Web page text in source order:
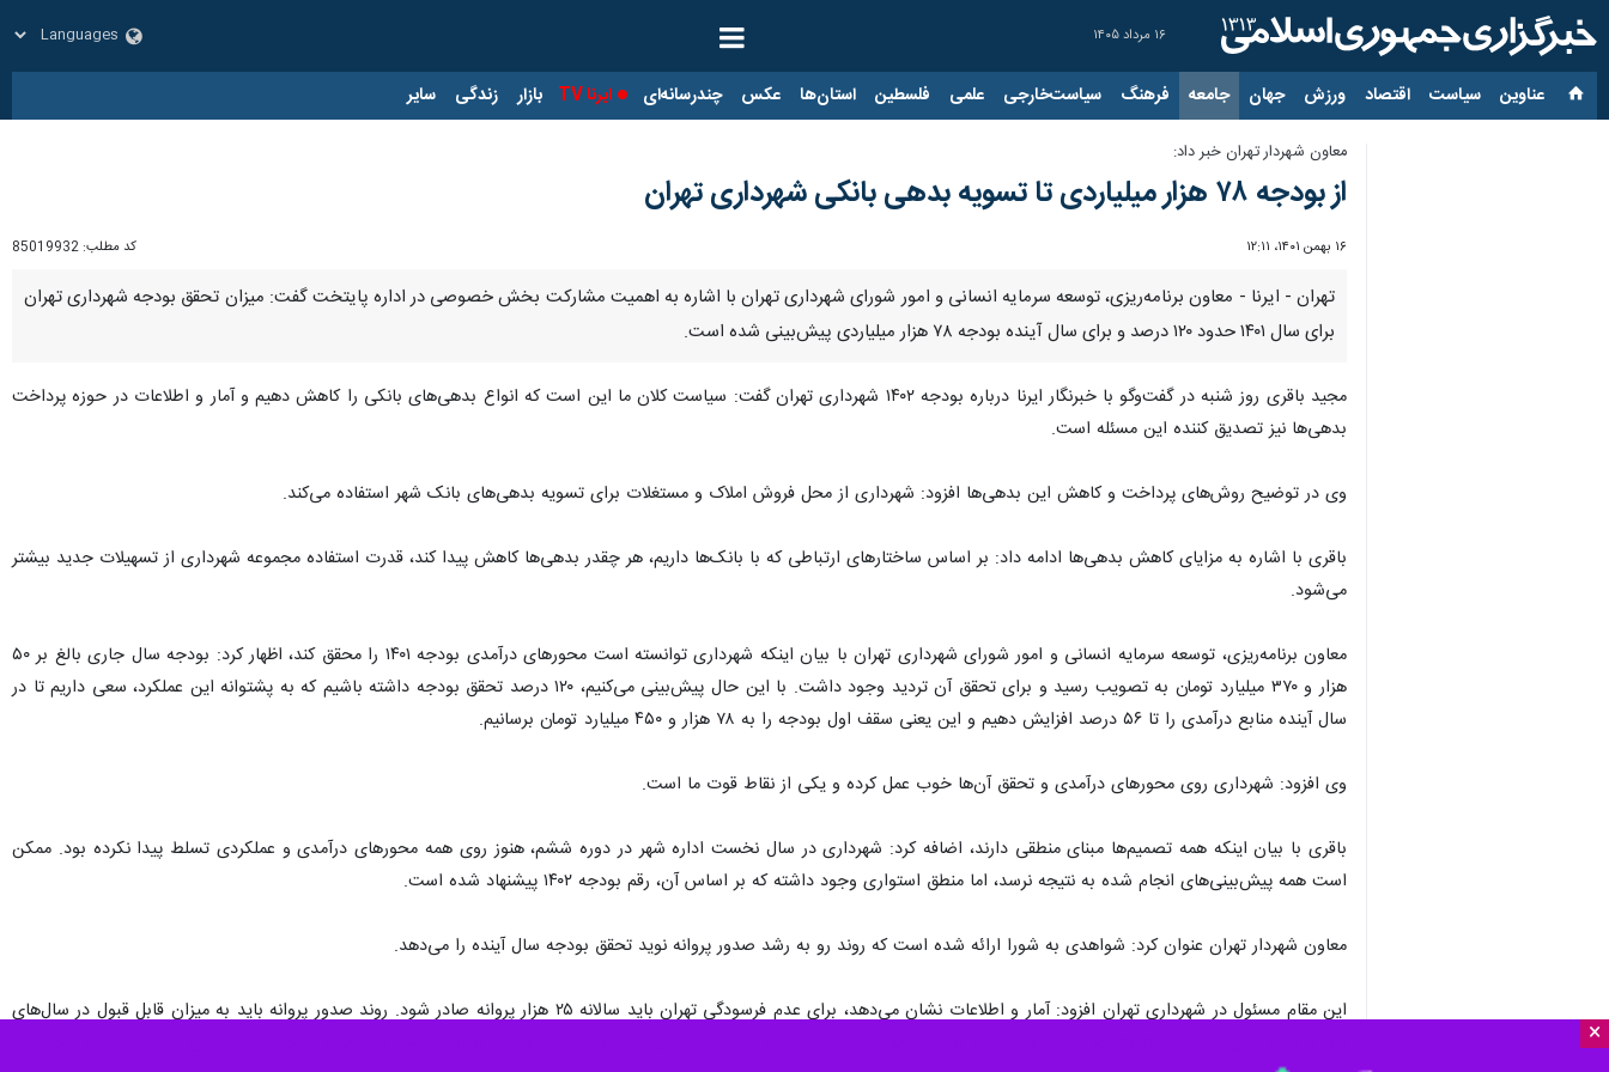
۱۶ مرداد ۱۴۰۵
عناوین‌ سیاست اقتصاد ورزش جهان جامعه فرهنگ سیاست‌خارجی علمی فلسطین استان‌ها عکس چندرسانه‌ای ایرنا TV بازار زندگی سایر
×
معاون شهردار تهران خبر داد:
از بودجه ۷۸ هزار میلیاردی تا تسویه بدهی بانکی شهرداری تهران
۱۶ بهمن ۱۴۰۱، ۱۲:۱۱ کد مطلب: 85019932
تهران - ایرنا - معاون برنامه‌ریزی، توسعه سرمایه انسانی و امور شورای شهرداری تهران با اشاره به اهمیت مشارکت بخش خصوصی در اداره پایتخت گفت: میزان تحقق بودجه شهرداری تهران
برای سال ۱۴۰۱ حدود ۱۲۰ درصد و برای سال آینده بودجه ۷۸ هزار میلیاردی پیش‌بینی شده است.
مجید باقری روز شنبه در گفت‌وگو با خبرنگار ایرنا درباره بودجه ۱۴۰۲ شهرداری تهران گفت: سیاست کلان ما این است که انواع بدهی‌های بانکی را کاهش دهیم و آمار و اطلاعات در حوزه پرداخت
بدهی‌ها نیز تصدیق کننده این مسئله است.
وی در توضیح روش‌های پرداخت و کاهش این بدهی‌ها افزود: شهرداری از محل فروش املاک و مستغلات برای تسویه بدهی‌های بانک شهر استفاده می‌کند.
باقری با اشاره به مزایای کاهش بدهی‌ها ادامه داد: بر اساس ساختارهای ارتباطی که با بانک‌ها داریم، هر چقدر بدهی‌ها کاهش پیدا کند، قدرت استفاده مجموعه شهرداری از تسهیلات جدید بیشتر
می‌شود.
معاون برنامه‌ریزی، توسعه سرمایه انسانی و امور شورای شهرداری تهران با بیان اینکه شهرداری توانسته است محورهای درآمدی بودجه ۱۴۰۱ را محقق کند، اظهار کرد: بودجه سال جاری بالغ بر ۵۰
هزار و ۳۷۰ میلیارد تومان به تصویب رسید و برای تحقق آن تردید وجود داشت. با این حال پیش‌بینی می‌کنیم، ۱۲۰ درصد تحقق بودجه داشته باشیم که به پشتوانه این عملکرد، سعی داریم تا در
سال آینده منابع درآمدی را تا ۵۶ درصد افزایش دهیم و این یعنی سقف اول بودجه را به ۷۸ هزار و ۴۵۰ میلیارد تومان برسانیم.
وی افزود: شهرداری روی محورهای درآمدی و تحقق آن‌ها خوب عمل کرده و یکی از نقاط قوت ما است.
باقری با بیان اینکه همه تصمیم‌ها مبنای منطقی دارند، اضافه کرد: شهرداری در سال نخست اداره شهر در دوره ششم، هنوز روی همه محورهای درآمدی و عملکردی تسلط پیدا نکرده بود. ممکن
است همه پیش‌بینی‌های انجام شده به نتیجه نرسد، اما منطق استواری وجود داشته که بر اساس آن، رقم بودجه ۱۴۰۲ پیشنهاد شده است.
معاون شهردار تهران عنوان کرد: شواهدی به شورا ارائه شده است که روند رو به رشد صدور پروانه نوید تحقق بودجه سال آینده را می‌دهد.
این مقام مسئول در شهرداری تهران افزود: آمار و اطلاعات نشان‌ می‌دهد، برای عدم فرسودگی تهران باید سالانه ۲۵ هزار پروانه صادر شود. روند صدور پروانه باید به میزان قابل قبول در سال‌های